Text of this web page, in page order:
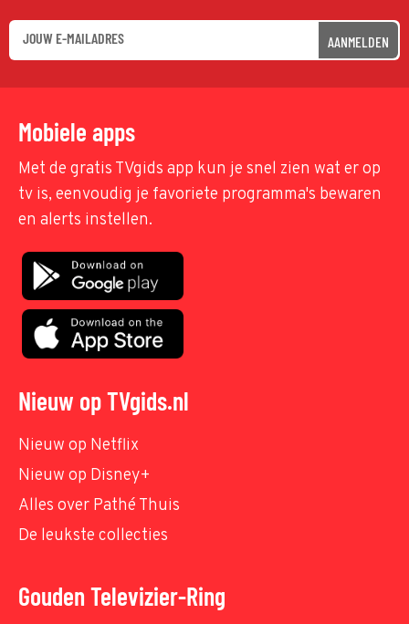
AANMELDEN
Mobiele apps
Met de gratis TVgids app kun je snel zien wat er op
tv is, eenvoudig je favoriete programma's bewaren
en alerts instellen.
Nieuw op TVgids.nl
Nieuw op Netflix
Nieuw op Disney+
Alles over Pathé Thuis
De leukste collecties
Gouden Televizier-Ring